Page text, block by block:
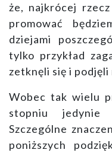
że, najkrócej
promować
dziejami
tylko przykład
zetknęli się i
Wobec tak wielu
stopniu jedynie
Szczególne
poniższych